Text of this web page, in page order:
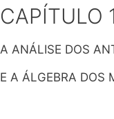
CAPÍTULO
A ANÁLISE DOS
E A ÁLGEBRA DOS